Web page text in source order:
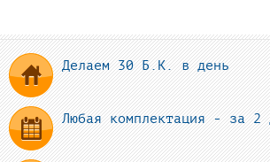
Делаем 30 Б.К. в день
Любая комплектация - за 2